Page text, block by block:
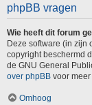
phpBB vragen
Wie heeft dit forum
Deze software (in zijn
copyright beschermd
de GNU General
over phpBB voor
Omhoog